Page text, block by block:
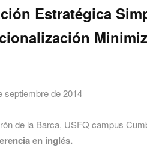
Estratégica
septiembre de 2014
de la Barca, USFQ campus
en inglés.